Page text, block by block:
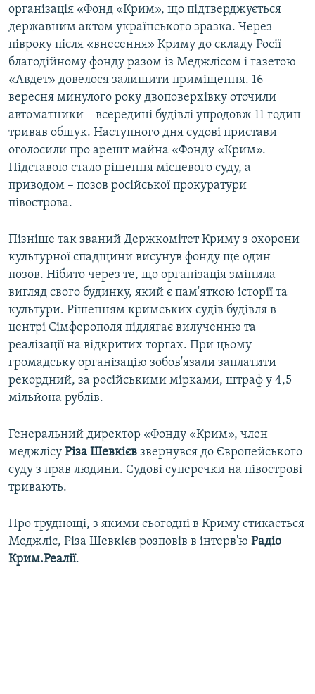
організація «Фонд «Крим», що підтверджується
державним актом українського зразка. Через
півроку після «внесення» Криму до складу Росії
благодійному фонду разом із Меджлісом і газетою
«Авдет» довелося залишити приміщення. 16
вересня минулого року двоповерхівку оточили
автоматники – всередині будівлі упродовж 11 годин
тривав обшук. Наступного дня судові пристави
оголосили про арешт майна «Фонду «Крим».
Підставою стало рішення місцевого суду, а
приводом – позов російської прокуратури
півострова.
Пізніше так званий Держкомітет Криму з охорони
культурної спадщини висунув фонду ще один
позов. Нібито через те, що організація змінила
вигляд свого будинку, який є пам'яткою історії та
культури. Рішенням кримських судів будівля в
центрі Сімферополя підлягає вилученню та
реалізації на відкритих торгах. При цьому
громадську організацію зобов'язали заплатити
рекордний, за російськими мірками, штраф у 4,5
мільйона рублів.
Генеральний директор «Фонду «Крим», член
меджлісу Різа Шевкієв звернувся до Європейського
суду з прав людини. Судові суперечки на півострові
тривають.
Про труднощі, з якими сьогодні в Криму стикається
Меджліс, Різа Шевкієв розповів в інтерв'ю Радіо
Крим.Реалії.